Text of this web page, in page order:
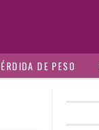
DE PESO